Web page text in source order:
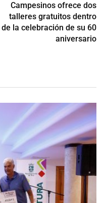
Campesinos ofrece dos
talleres gratuitos dentro
de la celebración de su 60
aniversario